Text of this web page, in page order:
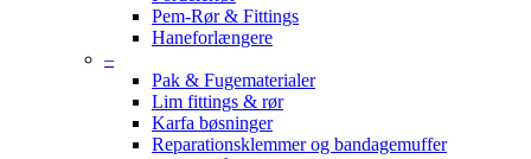
Pem-Rør & Fittings
Haneforlængere
–
Pak & Fugematerialer
Lim fittings & rør
Karfa bøsninger
Reparationsklemmer og bandagemuffer